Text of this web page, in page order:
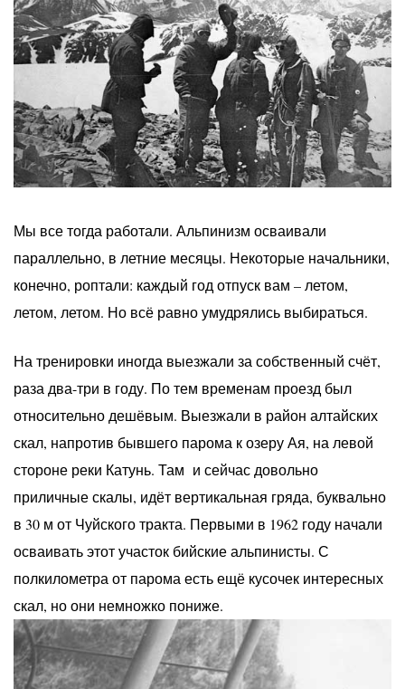
Мы все тогда работали. Альпинизм осваивали
параллельно, в летние месяцы. Некоторые начальники,
конечно, роптали: каждый год отпуск вам – летом,
летом, летом. Но всё равно умудрялись выбираться.
На тренировки иногда выезжали за собственный счёт,
раза два-три в году. По тем временам проезд был
относительно дешёвым. Выезжали в район алтайских
скал, напротив бывшего парома к озеру Ая, на левой
стороне реки Катунь. Там и сейчас довольно
приличные скалы, идёт вертикальная гряда, буквально
в 30 м от Чуйского тракта. Первыми в 1962 году начали
осваивать этот участок бийские альпинисты. С
полкилометра от парома есть ещё кусочек интересных
скал, но они немножко пониже.